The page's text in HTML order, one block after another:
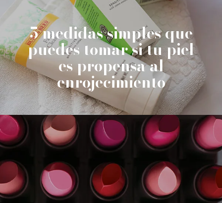
5 medidas simples que
puedes tomar si tu piel
es propensa al
enrojecimiento